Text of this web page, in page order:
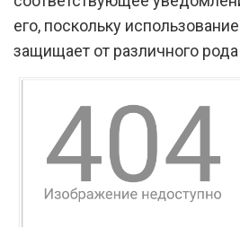
его, поскольку
защищает от различного рода